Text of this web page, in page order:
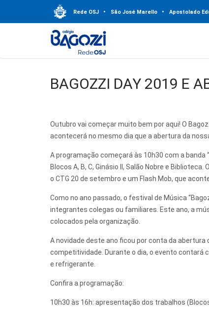
Rede OSJ • São José Marello • Apostolado
BAGOZZI DAY 2019 E
Outubro vai começar muito bem por aqui! O
acontecerá no mesmo dia que a abertura da
A programação começará às 10h30 com a
Blocos A, B, C, Ginásio II, Salão Nobre e
o CTG 20 de setembro e um Flash Mob, que
Como no ano passado, o festival de Música
integrantes colegas ou familiares. Este ano, a
colocados pela organização.
A novidade deste ano ficou por conta da abertura
competitividade. Durante o dia, o evento contará
e refrigerante.
Confira a programação:
10h30 às 16h: apresentação dos trabalhos